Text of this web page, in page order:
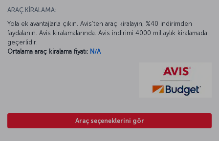
ARAÇ KİRALAMA:
Yola ek avantajlarla çıkın. Avis’ten araç kiralayın, %40 indirimden
faydalanın. Avis kiralamalarında. Avis indirimi 4000 mil aylık kiralamada
geçerlidir.
Ortalama araç kiralama fiyatı: N/A
Araç seçeneklerini gör